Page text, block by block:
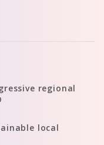
regional
local